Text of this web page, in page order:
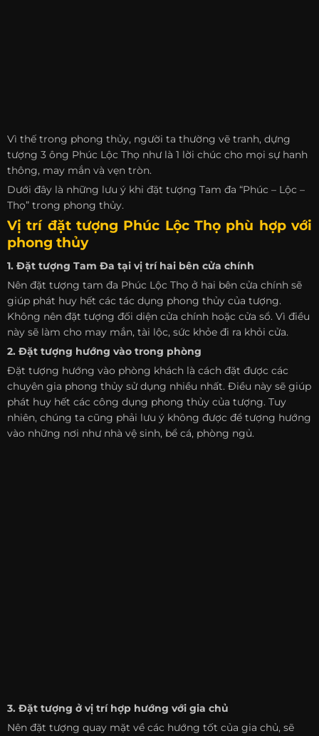
Vì thế trong phong thủy, người ta thường vẽ tranh, dựng
tượng 3 ông Phúc Lộc Thọ như là 1 lời chúc cho mọi sự hanh
thông, may mắn và vẹn tròn.
Dưới đây là những lưu ý khi đặt tượng Tam đa “Phúc – Lộc –
Thọ” trong phong thủy.
Vị trí đặt tượng Phúc Lộc Thọ phù hợp với
phong thủy
1. Đặt tượng Tam Đa tại vị trí hai bên cửa chính
Nên đặt tượng tam đa Phúc Lộc Thọ ở hai bên cửa chính sẽ
giúp phát huy hết các tác dụng phong thủy của tượng.
Không nên đặt tượng đối diện cửa chính hoặc cửa sổ. Vì điều
này sẽ làm cho may mắn, tài lộc, sức khỏe đi ra khỏi cửa.
2. Đặt tượng hướng vào trong phòng
Đặt tượng hướng vào phòng khách là cách đặt được các
chuyên gia phong thủy sử dụng nhiều nhất. Điều này sẽ giúp
phát huy hết các công dụng phong thủy của tượng. Tuy
nhiên, chúng ta cũng phải lưu ý không được để tượng hướng
vào những nơi như nhà vệ sinh, bể cá, phòng ngủ.
3. Đặt tượng ở vị trí hợp hướng với gia chủ
Nên đặt tượng quay mặt về các hướng tốt của gia chủ, sẽ